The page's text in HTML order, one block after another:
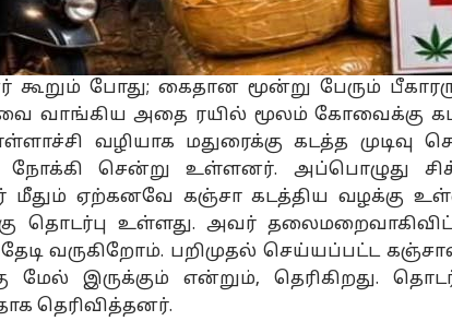
கூறும் போது; கைதான மூன்று பேரும்
வாங்கிய அதை ரயில் மூலம் கோவைக்கு
வழியாக மதுரைக்கு கடத்த முடிவு
சென்று உள்ளனர். அப்பொழுது
ஏற்கனவே கஞ்சா கடத்திய வழக்கு
தொடர்பு உள்ளது. அவர்
வருகிறோம். பறிமுதல் செய்யப்பட்ட
மேல் இருக்கும் என்றும், தெரிகிறது.
தெரிவித்தனர்.